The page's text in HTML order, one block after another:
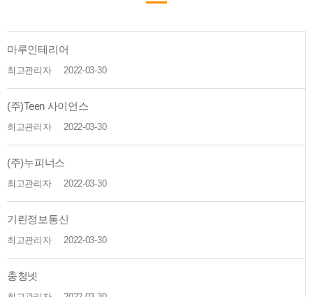
마루인테리어
최고관리자 2022-03-30
(주)Teen 사이언스
최고관리자 2022-03-30
(주)누피너스
최고관리자 2022-03-30
기린정보통신
최고관리자 2022-03-30
충청넷